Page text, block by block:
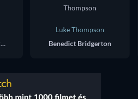
Lady Violet Bridgerton
Luke Thompson
Benedict Bridgerton